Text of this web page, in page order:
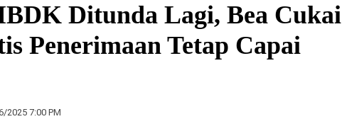
Ditunda Lagi, Bea Cukai
Penerimaan Tetap Capai
2025 7:00 PM